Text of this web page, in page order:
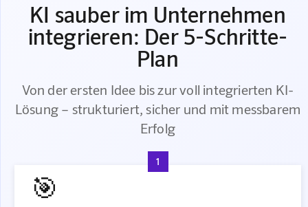
KI sauber im Unternehmen
integrieren: Der 5-Schritte-
Plan
Von der ersten Idee bis zur voll integrierten KI-
Lösung – strukturiert, sicher und mit messbarem
Erfolg
1
🎯